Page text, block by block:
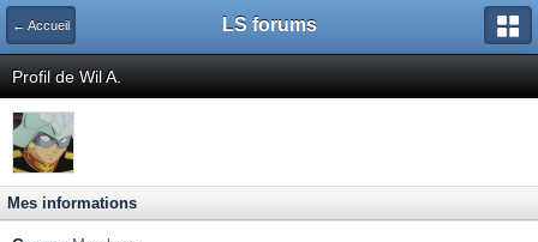
← Accueil LS forums
Profil de Wil A.
Mes informations